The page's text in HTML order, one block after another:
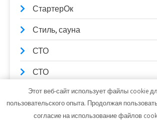
СтартерОк
Стиль, сауна
СТО
СТО
СТО K1- Auto
СТО Градиент
Этот веб-сайт использует файлы cookie
пользовательского опыта. Продолжая
согласие на использование файлов